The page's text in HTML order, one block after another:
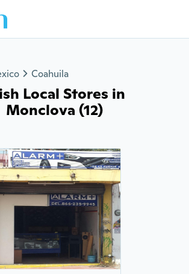
Coahuila
Local Stores in
Monclova (12)